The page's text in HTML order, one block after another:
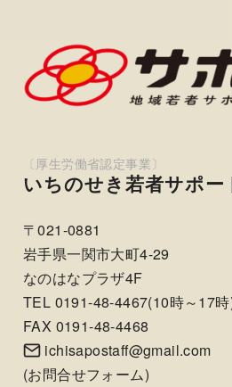
いちのせき若者サポ
〒021-0881
岩手県一関市大町4-29
なのはなプラザ4F
TEL 0191-48-4467(10時～17
FAX 0191-48-4468
ichisapostaff@gmail.com
(お問合せフォーム)